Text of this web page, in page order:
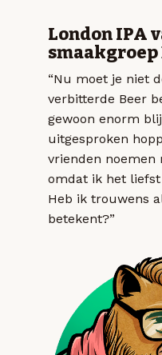
London IPA
“Nu moet je niet
verbitterde Beer
gewoon enorm
uitgesproken
vrienden noemen
omdat ik het liefst
Heb ik trouwens
betekent?”